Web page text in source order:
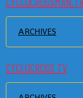
ARCHIVES
CYCLOCROSS TV